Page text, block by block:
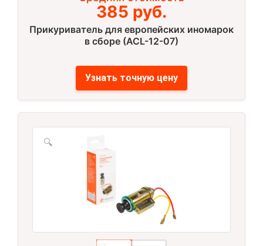
385 руб.
Прикуриватель для европейских иномарок
в сборе (ACL-12-07)
Узнать точную цену
🔍